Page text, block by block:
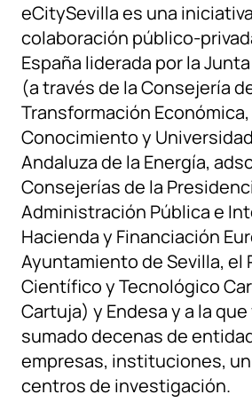
eCitySevilla es una
colaboración público-
España liderada por la
(a través de la Consejería
Transformación
Conocimiento y
Andaluza de la Energía,
Consejerías de la
Administración Pública e
Hacienda y Financiación
Ayuntamiento de Sevilla, el
Científico y Tecnológico
Cartuja) y Endesa y a la
sumado decenas de
empresas, instituciones,
centros de investigación.